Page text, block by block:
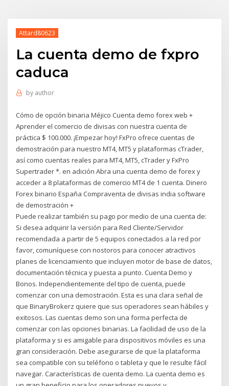
Attard80623
La cuenta demo de fxpro
caduca
by author
Cómo de opción binaria Méjico Cuenta demo forex web +
Aprender el comercio de divisas con nuestra cuenta de
práctica $ 100.000. ¡Empezar hoy! FxPro ofrece cuentas de
demostración para nuestro MT4, MT5 y plataformas cTrader,
así como cuentas reales para MT4, MT5, cTrader y FxPro
Supertrader *. en adición Abra una cuenta demo de forex y
acceder a 8 plataformas de comercio MT4 de 1 cuenta. Dinero
Forex binario España Compraventa de divisas india software
de demostración +
Puede realizar también su pago por medio de una cuenta de:
Si desea adquirir la versión para Red Cliente/Servidor
recomendada a partir de 5 equipos conectados a la red por
favor, comuníquese con nostoros para conocer atractivos
planes de licenciamiento que incluyen motor de base de datos,
documentación técnica y puesta a punto. Cuenta Demo y
Bonos. Independientemente del tipo de cuenta, puede
comenzar con una demostración. Esta es una clara señal de
que BinaryBrokerz quiere que sus operadores sean hábiles y
exitosos. Las cuentas demo son una forma perfecta de
comenzar con las opciones binarias. La facilidad de uso de la
plataforma y si es amigable para dispositivos móviles es una
gran consideración. Debe asegurarse de que la plataforma
sea compatible con su teléfono o tableta y que le resulte fácil
navegar. Características de cuenta demo. La cuenta demo es